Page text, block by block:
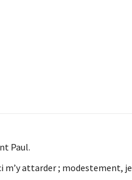
Paul.
m’y attarder ; modestement, je